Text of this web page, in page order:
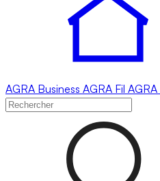
AGRA Business AGRA Fil AGRA